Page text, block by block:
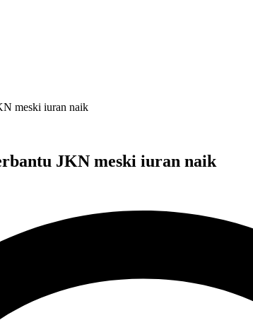
meski iuran naik
JKN meski iuran naik